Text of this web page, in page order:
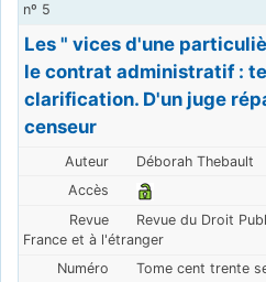
nº 5
Les " vices d'une
le contrat administratif :
clarification. D'un juge
censeur
Déborah Thebault
Revue du Droit
France et à l'étranger
Tome cent trente